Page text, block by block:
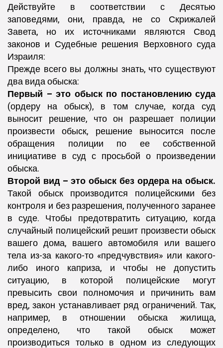
Действуйте в соответствии с Десятью
заповедями, они, правда, не со Скрижалей
Завета, но их источниками являются Свод
законов и Судебные решения Верховного суда
Израиля:
Прежде всего вы должны знать, что существуют
два вида обыска:
Первый – это обыск по постановлению суда
(ордеру на обыск), в том случае, когда суд
выносит решение, что он разрешает полиции
произвести обыск, решение выносится после
обращения полиции по ее собственной
инициативе в суд с просьбой о произведении
обыска.
Второй вид – это обыск без ордера на обыск.
Такой обыск производится полицейскими без
контроля и без разрешения, полученного заранее
в суде. Чтобы предотвратить ситуацию, когда
случайный полицейский решит произвести обыск
вашего дома, вашего автомобиля или вашего
тела из-за какого-то «предчувствия» или какого-
либо иного каприза, и чтобы не допустить
ситуацию, в которой полицейские могут
превысить свои полномочия и причинить вам
вред, закон устанавливает ряд ограничений. Так,
например, в отношении обыска жилища,
определено, что такой обыск может
производиться только в одном из следующих